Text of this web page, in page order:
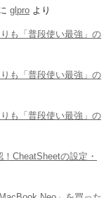
glpro より
も「普段使い最強」の
も「普段使い最強」の
も「普段使い最強」の
CheatSheetの設定・